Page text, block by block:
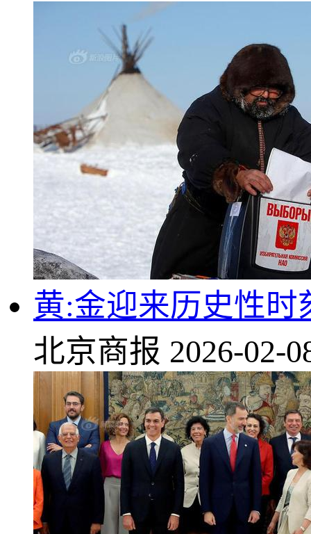
黄:金迎来历史性
北京商报 2026-02-